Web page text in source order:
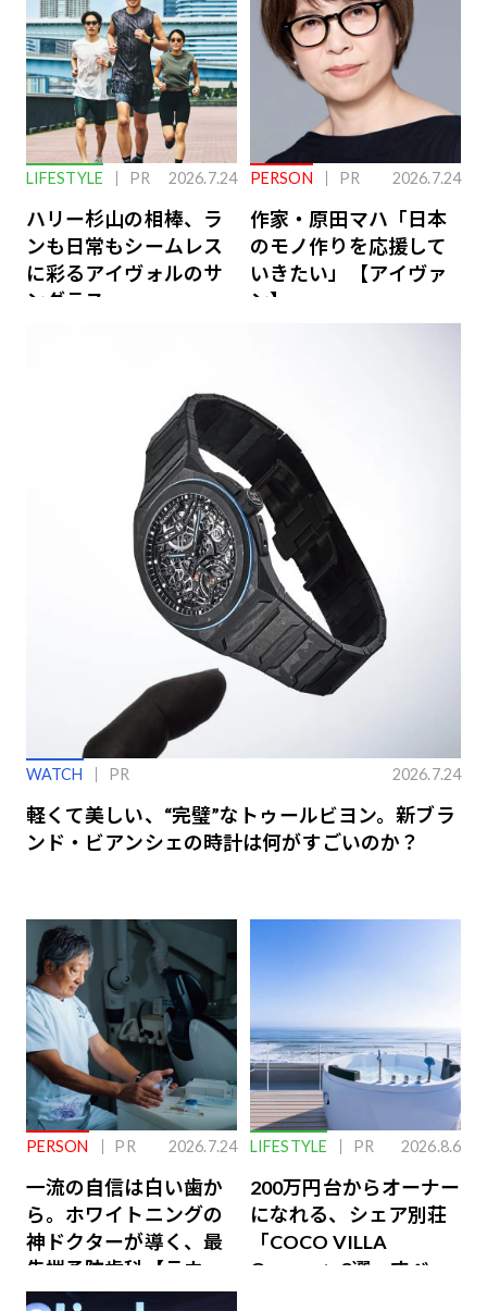
LIFESTYLE PR 2026.7.24
ハリー杉山の相棒、ラ
ンも日常もシームレス
に彩るアイヴォルのサ
ングラス
PERSON PR 2026.7.24
作家・原田マハ「日本
のモノ作りを応援して
いきたい」【アイヴァ
ン】
WATCH PR 2026.7.24
軽くて美しい、“完璧”なトゥールビヨン。新ブラ
ンド・ビアンシェの時計は何がすごいのか？
PERSON PR 2026.7.24
一流の自信は白い歯か
ら。ホワイトニングの
神ドクターが導く、最
先端予防歯科【ラウン
ジ会員特典あり】
LIFESTYLE PR 2026.8.6
200万円台からオーナー
になれる、シェア別荘
「COCO VILLA
Owners」3選。すべて